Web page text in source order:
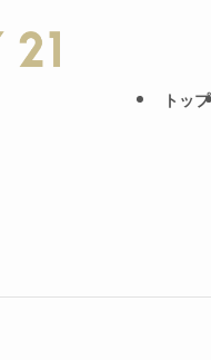
トップ